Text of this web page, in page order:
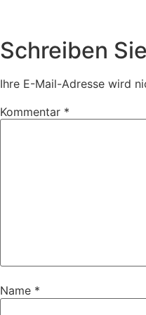
Schreiben
Ihre E-Mail-Adresse wird
Kommentar *
Name *